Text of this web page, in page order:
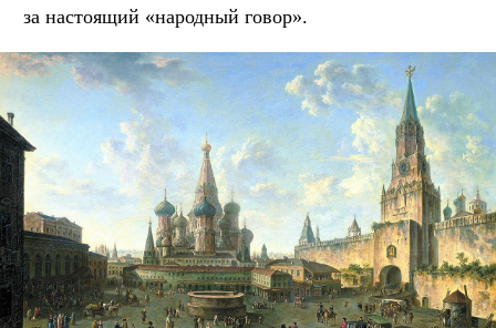
за настоящий «народный говор».